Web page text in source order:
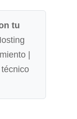
tu
|